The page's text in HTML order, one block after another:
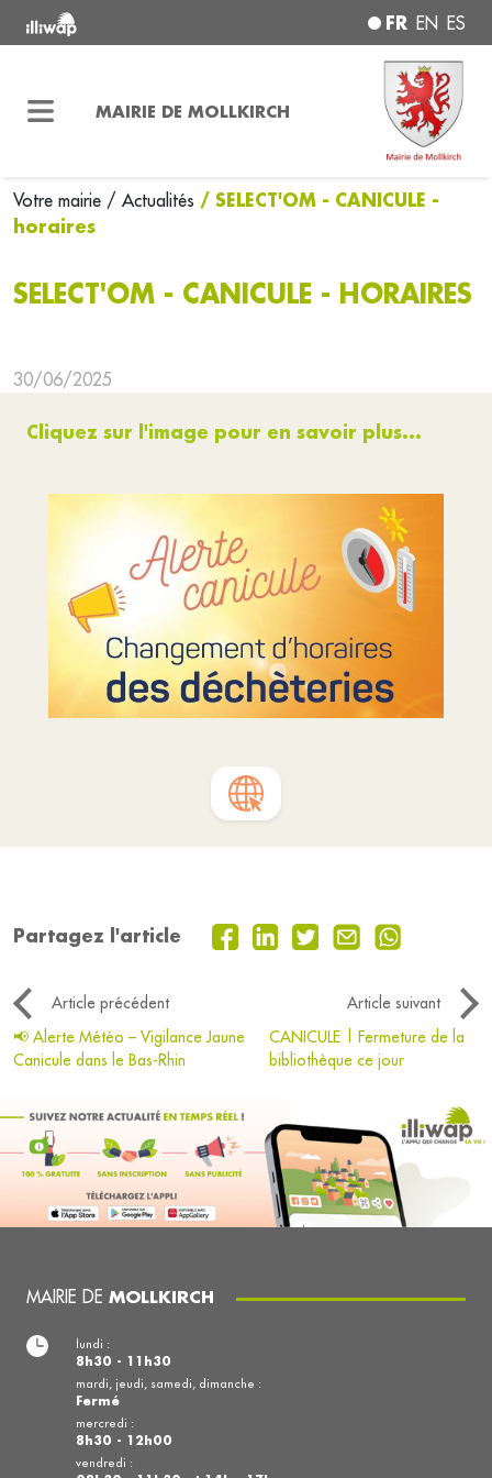
FR EN ES
MAIRIE DE MOLLKIRCH
Votre mairie / Actualités / SELECT'OM - CANICULE -
horaires
SELECT'OM - CANICULE - HORAIRES
30/06/2025
Cliquez sur l'image pour en savoir plus...
Partagez l'article
Article précédent
Article suivant
📢 Alerte Météo – Vigilance Jaune
Canicule dans le Bas-Rhin
CANICULE | Fermeture de la
bibliothèque ce jour
MAIRIE DE MOLLKIRCH
lundi :
8h30 - 11h30
mardi, jeudi, samedi, dimanche :
Fermé
mercredi :
8h30 - 12h00
vendredi :